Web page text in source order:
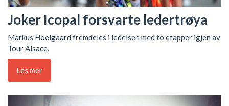
Joker Icopal forsvarte ledertrøya
Markus Hoelgaard fremdeles i ledelsen med to etapper igjen av
Tour Alsace.
Les mer